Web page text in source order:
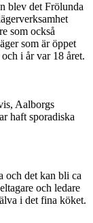
blev det Frölunda
som också
som är öppet
i år var 18 året.
Aalborgs
haft sporadiska
och det kan bli ca
och ledare
i det fina köket.